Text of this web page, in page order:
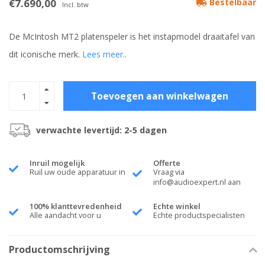
€7.690,00 Incl. btw
De McIntosh MT2 platenspeler is het instapmodel draaitafel van
dit iconische merk. Lees meer..
Toevoegen aan winkelwagen
verwachte levertijd: 2-5 dagen
Inruil mogelijk
Ruil uw oude apparatuur in
Offerte
Vraag via
info@audioexpert.nl aan
100% klanttevredenheid
Alle aandacht voor u
Echte winkel
Echte productspecialisten
Productomschrijving